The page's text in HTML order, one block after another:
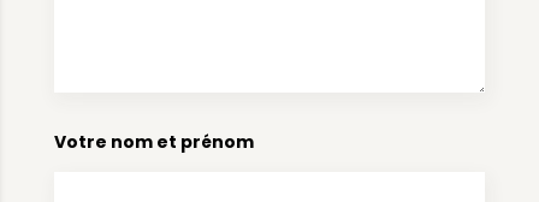
Votre nom et prénom